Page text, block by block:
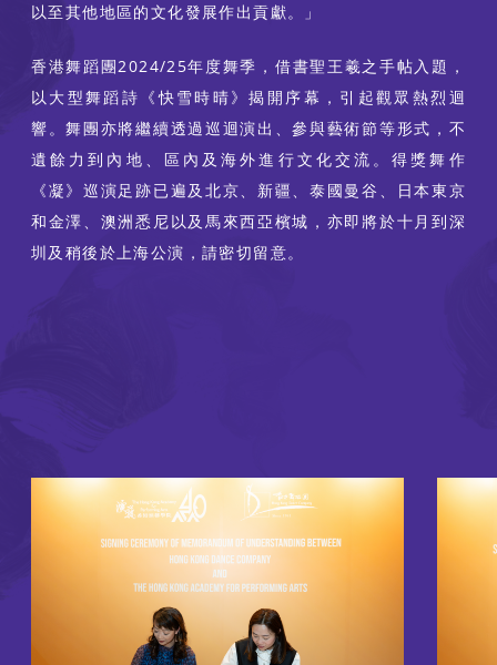
以至其他地區的文化發展作出貢獻。」
香港舞蹈團2024/25年度舞季，借書聖王羲之手帖入題，
以大型舞蹈詩《快雪時晴》揭開序幕，引起觀眾熱烈迴
響。舞團亦將繼續透過巡迴演出、參與藝術節等形式，不
遺餘力到內地、區內及海外進行文化交流。得獎舞作
《凝》巡演足跡已遍及北京、新疆、泰國曼谷、日本東京
和金澤、澳洲悉尼以及馬來西亞檳城，亦即將於十月到深
圳及稍後於上海公演，請密切留意。